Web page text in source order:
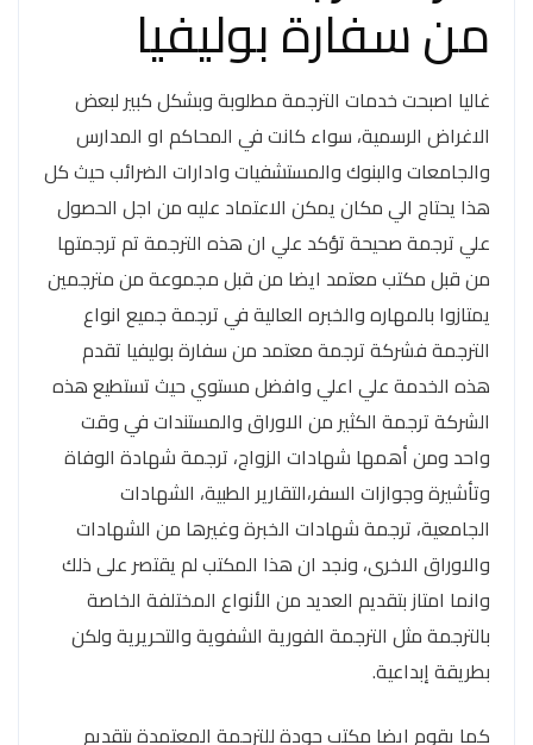
من سفارة بوليفيا
غاليا اصبحت خدمات الترجمة مطلوبة وبشكل كبير لبعض
الاغراض الرسمية، سواء كانت في المحاكم او المدارس
والجامعات والبنوك والمستشفيات وادارات الضرائب حيث كل
هذا يحتاج الي مكان يمكن الاعتماد عليه من اجل الحصول
علي ترجمة صحيحة تؤكد علي ان هذه الترجمة تم ترجمتها
من قبل مكتب معتمد ايضا من قبل مجموعة من مترجمين
يمتازوا بالمهاره والخبره العالية في ترجمة جميع انواع
الترجمة فشركة ترجمة معتمد من سفارة بوليفيا تقدم
هذه الخدمة علي اعلي وافضل مستوي حيث تستطيع هذه
الشركة ترجمة الكثير من الاوراق والمستندات في وقت
واحد ومن أهمها شهادات الزواج، ترجمة شهادة الوفاة
وتأشيرة وجوازات السفر،التقارير الطبية، الشهادات
الجامعية، ترجمة شهادات الخبرة وغيرها من الشهادات
والاوراق الاخرى، ونجد ان هذا المكتب لم يقتصر على ذلك
وانما امتاز بتقديم العديد من الأنواع المختلفة الخاصة
بالترجمة مثل الترجمة الفورية الشفوية والتحريرية ولكن
بطريقة إبداعية.
كما يقوم ايضا مكتب جودة للترجمة المعتمدة بتقديم